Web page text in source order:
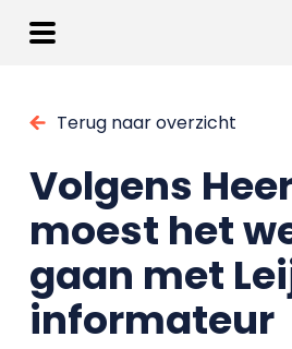
Terug naar overzicht
Volgens
moest het
gaan met
informateur